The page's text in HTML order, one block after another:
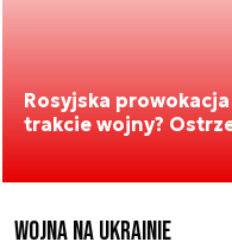
Rosyjska
trakcie wojny?
Wojna na Ukrainie